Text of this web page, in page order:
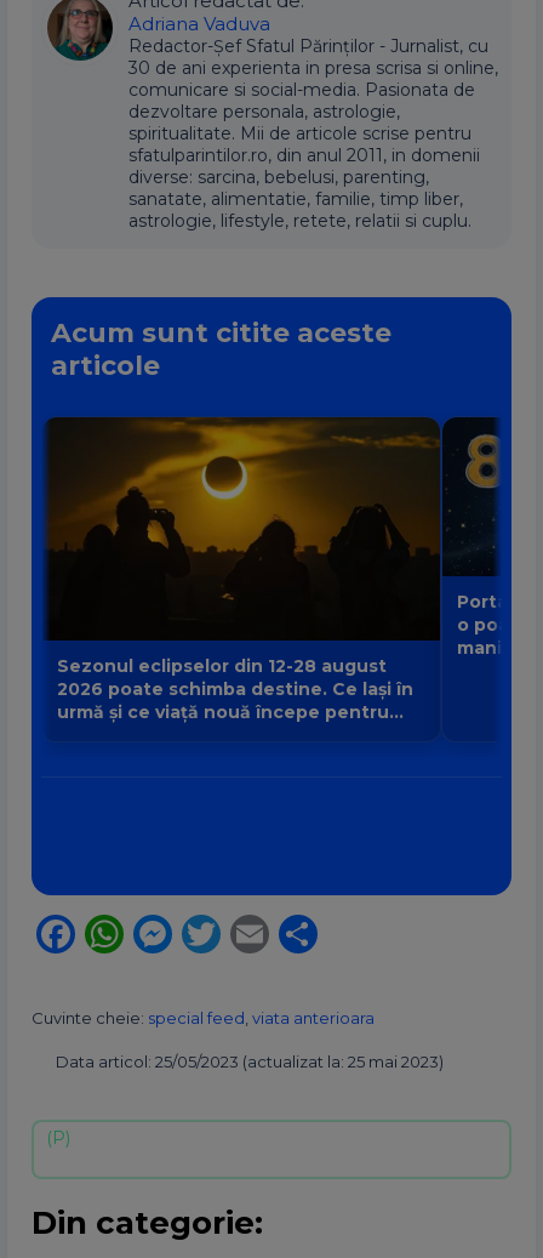
Adriana Vaduva
Redactor-Șef Sfatul Părinților - Jurnalist, cu
30 de ani experienta in presa scrisa si online,
comunicare si social-media. Pasionata de
dezvoltare personala, astrologie,
spiritualitate. Mii de articole scrise pentru
sfatulparintilor.ro, din anul 2011, in domenii
diverse: sarcina, bebelusi, parenting,
sanatate, alimentatie, familie, timp liber,
astrologie, lifestyle, retete, relatii si cuplu.
Acum sunt citite aceste
articole
Sezonul eclipselor din 12-28 august
2026 poate schimba destine. Ce lași în
urmă și ce viață nouă începe pentru
Portalul
o poartă
Facebook
WhatsApp
Messenger
Twitter
Email
Cuvinte cheie: special feed viata anterioara
Data articol: 25/05/2023 (actualizat la: 25 mai 2023)
Din categorie: